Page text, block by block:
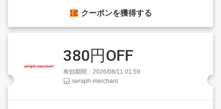
クーポンを獲得する
380円OFF
有効期間：2026/08/11 01:59
seraph-merchant